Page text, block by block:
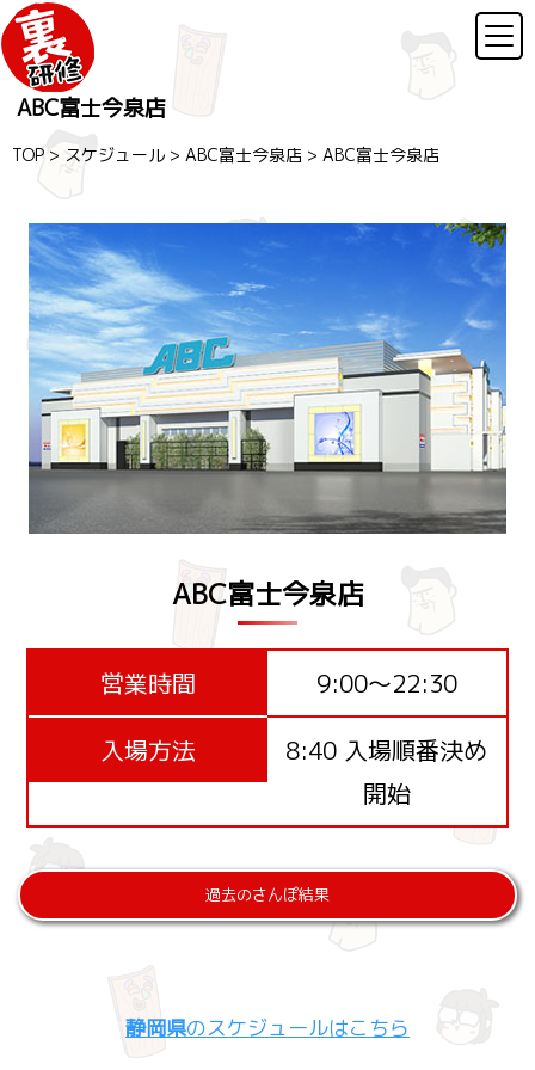
ABC富士今泉店
TOP > スケジュール > ABC富士今泉店 > ABC富士今泉店
ABC富士今泉店
営業時間
9:00～22:30
入場方法
8:40 入場順番決め
開始
過去のさんぽ結果
静岡県のスケジュールはこちら